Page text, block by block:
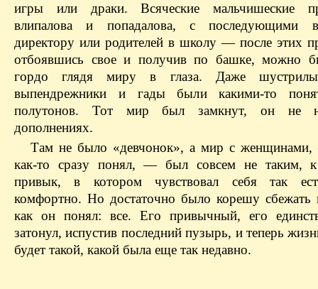
игры или драки. Всяческие мальчишеские
влипалова и попадалова, с последующими
директору или родителей в школу — после этих
отбоявшись свое и получив по башке, можно
гордо глядя миру в глаза. Даже
выпендрежники и гады были какими-то
полутонов. Тот мир был замкнут, он не
дополнениях.
Там не было «девчонок», а мир с
как-то сразу понял, — был совсем не таким,
привык, в котором чувствовал себя так
комфортно. Но достаточно было корешу сбежать
как он понял: все. Его привычный, его
затонул, испустив последний пузырь, и теперь
будет такой, какой была еще так недавно.